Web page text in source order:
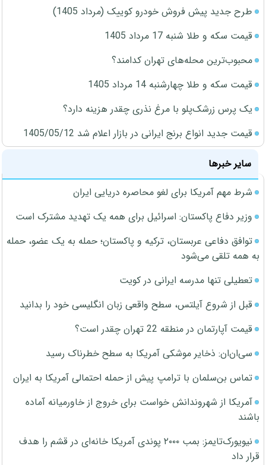
طرح جدید پیش فروش خودرو کوییک (مرداد 1405)
قیمت سکه و طلا شنبه 17 مرداد 1405
محبوب‌ترین محله‌های تهران کدامند؟
قیمت سکه و طلا چهارشنبه 14 مرداد 1405
یک پرس زرشک‌پلو با مرغ نذری چقدر هزینه دارد؟
قیمت جدید انواع برنج ایرانی در بازار اعلام شد 1405/05/12
سایر خبرها
شرط مهم آمریکا برای لغو محاصره دریایی ایران
وزیر دفاع پاکستان: اسرائیل برای همه یک تهدید مشترک است
توافق دفاعی عربستان، ترکیه و پاکستان؛ حمله به یک عضو، حمله
به همه تلقی می‌شود
تعطیلی تنها مدرسه ایرانی در کویت
قبل از شروع آیلتس، سطح واقعی زبان انگلیسی خود را بدانید
قیمت آپارتمان در منطقه 22 تهران چقدر است؟
سی‌ان‌ان: ذخایر موشکی آمریکا به سطح خطرناک رسید
تماس بن‌سلمان با ترامپ پیش از حمله احتمالی آمریکا به ایران
آمریکا از شهروندانش خواست برای خروج از خاورمیانه آماده
باشند
نیویورک‌تایمز: بمب ۲۰۰۰ پوندی آمریکا خانه‌ای در قشم را هدف
قرار داد